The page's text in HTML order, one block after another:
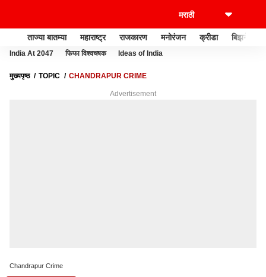
ताज्या बातम्या महाराष्ट्र राजकारण मनोरंजन क्रीडा बिझनेस
India At 2047 फिफा विश्वचषक Ideas of India
मुख्यपृष्ठ TOPIC CHANDRAPUR CRIME
Advertisement
Chandrapur Crime